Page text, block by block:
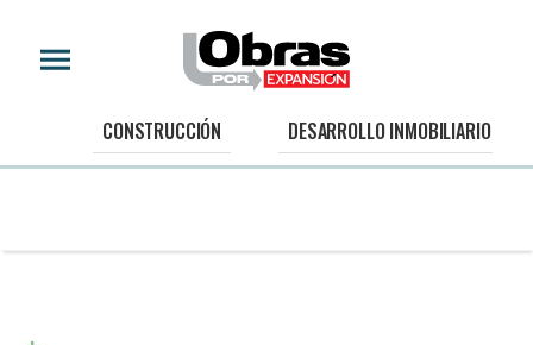
CONSTRUCCIÓN DESARROLLO INMOBILIARIO